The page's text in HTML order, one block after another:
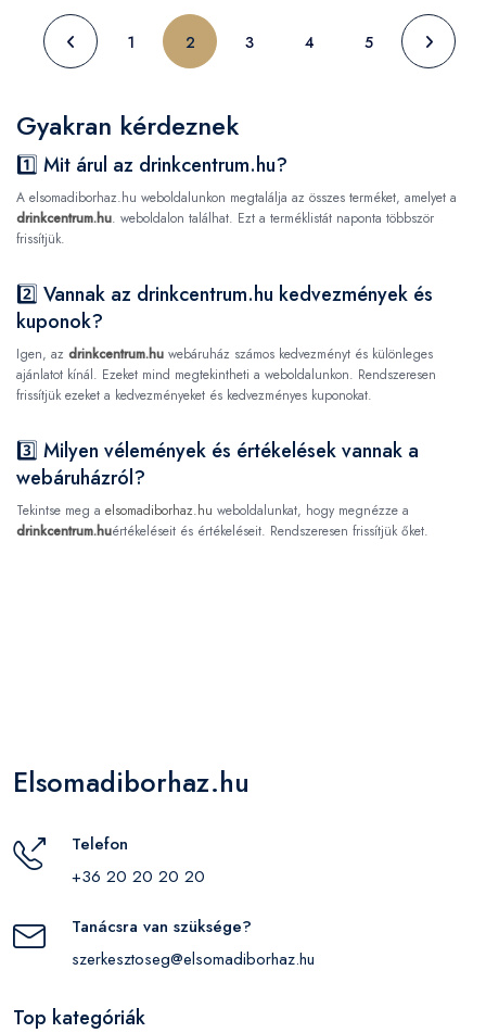
1 2 3 4 5
Gyakran kérdeznek
1️⃣ Mit árul az drinkcentrum.hu?
A elsomadiborhaz.hu weboldalunkon megtalálja az összes terméket, amelyet a
drinkcentrum.hu. weboldalon találhat. Ezt a terméklistát naponta többször
frissítjük.
2️⃣ Vannak az drinkcentrum.hu kedvezmények és
kuponok?
Igen, az drinkcentrum.hu webáruház számos kedvezményt és különleges
ajánlatot kínál. Ezeket mind megtekintheti a weboldalunkon. Rendszeresen
frissítjük ezeket a kedvezményeket és kedvezményes kuponokat.
3️⃣ Milyen vélemények és értékelések vannak a
webáruházról?
Tekintse meg a elsomadiborhaz.hu weboldalunkat, hogy megnézze a
drinkcentrum.huértékeléseit és értékeléseit. Rendszeresen frissítjük őket.
Elsomadiborhaz.hu
Telefon
+36 20 20 20 20
Tanácsra van szüksége?
szerkesztoseg@elsomadiborhaz.hu
Top kategóriák